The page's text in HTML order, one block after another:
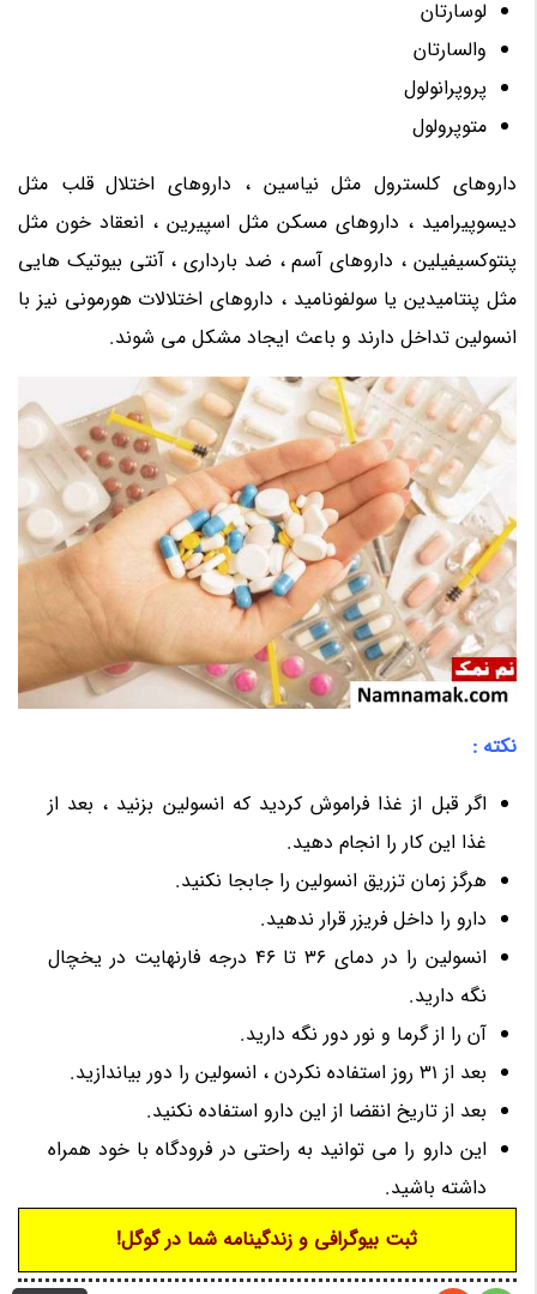
لوسارتان
والسارتان
پروپرانولول
متوپرولول
داروهای کلسترول مثل نیاسین ، داروهای اختلال قلب مثل
دیسوپیرامید ، داروهای مسکن مثل اسپیرین ، انعقاد خون مثل
پنتوکسیفیلین ، داروهای آسم ، ضد بارداری ، آنتی بیوتیک هایی
مثل پنتامیدین یا سولفونامید ، داروهای اختلالات هورمونی نیز با
انسولین تداخل دارند و باعث ایجاد مشکل می شوند.
نکته :
اگر قبل از غذا فراموش کردید که انسولین بزنید ، بعد از
غذا این کار را انجام دهید.
هرگز زمان تزریق انسولین را جابجا نکنید.
دارو را داخل فریزر قرار ندهید.
انسولین را در دمای 36 تا 46 درجه فارنهایت در یخچال
نگه دارید.
آن را از گرما و نور دور نگه دارید.
بعد از 31 روز استفاده نکردن ، انسولین را دور بیاندازید.
بعد از تاریخ انقضا از این دارو استفاده نکنید.
این دارو را می توانید به راحتی در فرودگاه با خود همراه
داشته باشید.
ثبت بیوگرافی و زندگینامه شما در گوگل!